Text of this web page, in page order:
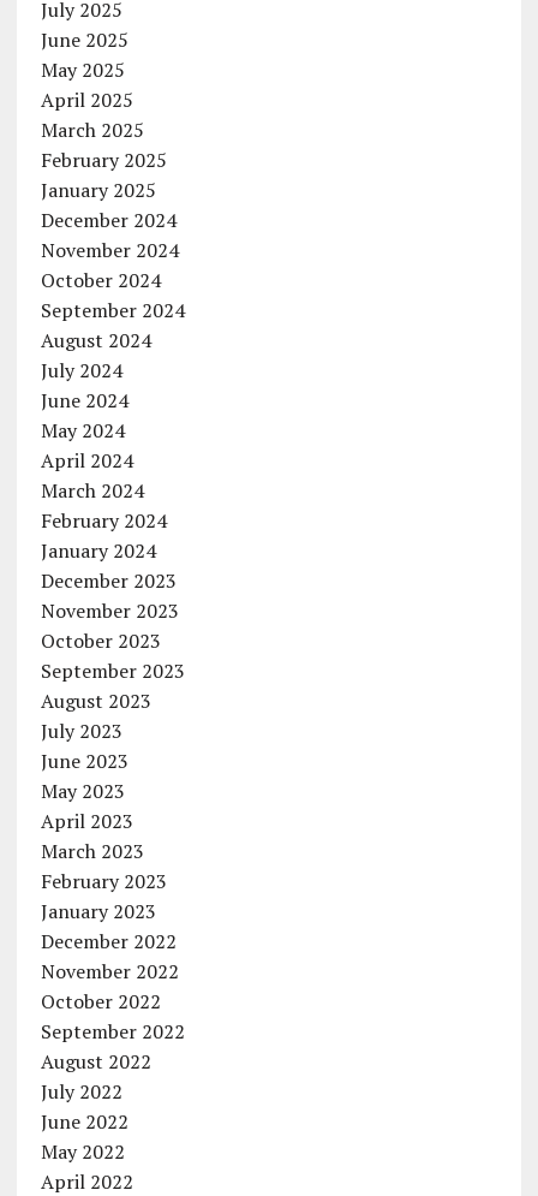
July 2025
June 2025
May 2025
April 2025
March 2025
February 2025
January 2025
December 2024
November 2024
October 2024
September 2024
August 2024
July 2024
June 2024
May 2024
April 2024
March 2024
February 2024
January 2024
December 2023
November 2023
October 2023
September 2023
August 2023
July 2023
June 2023
May 2023
April 2023
March 2023
February 2023
January 2023
December 2022
November 2022
October 2022
September 2022
August 2022
July 2022
June 2022
May 2022
April 2022